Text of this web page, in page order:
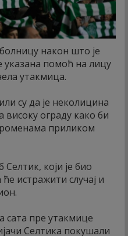
након што је
указана помоћ на лицу
утакмица.
су да је неколицина
ограду како би
приликом
који је био
истражити случај и
сата пре утакмице
Селтика покушали